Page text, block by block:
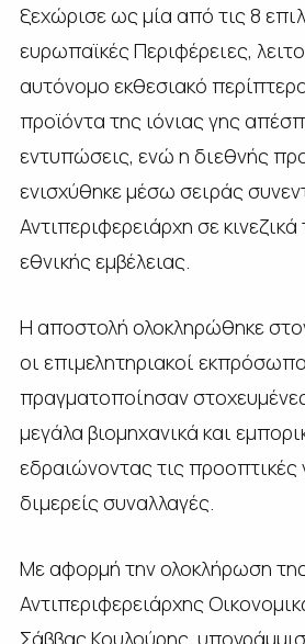
ξεχώρισε ως μία από τις 8
ευρωπαϊκές Περιφέρειες,
αυτόνομο εκθεσιακό
προϊόντα της ιόνιας γης
εντυπώσεις, ενώ η διεθνής
ενισχύθηκε μέσω σειράς
Αντιπεριφερειάρχη σε
εθνικής εμβέλειας.
Η αποστολή ολοκληρώθηκε
οι επιμελητηριακοί
πραγματοποίησαν
μεγάλα βιομηχανικά και
εδραιώνοντας τις προοπτικές
διμερείς συναλλαγές.
Με αφορμή την ολοκλήρωση
Αντιπεριφερειάρχης
Σάββας Κουλούρης,